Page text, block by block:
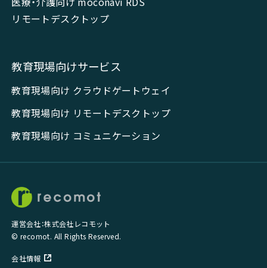
リモートデスクトップ
教育現場向けサービス
教育現場向け クラウドゲートウェイ
教育現場向け リモートデスクトップ
教育現場向け コミュニケーション
運営会社：株式会社レコモット
© recomot. All Rights Reserved.
会社情報